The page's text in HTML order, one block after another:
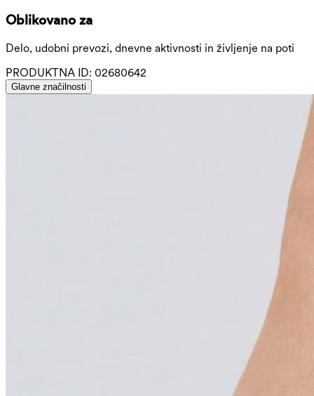
Oblikovano za
Delo, udobni prevozi, dnevne aktivnosti in življenje na poti
PRODUKTNA ID: 02680642
Glavne značilnosti